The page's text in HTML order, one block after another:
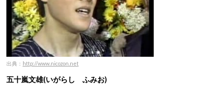
出典： http://www.nicozon.net
五十嵐文雄(いがらし ふみお)